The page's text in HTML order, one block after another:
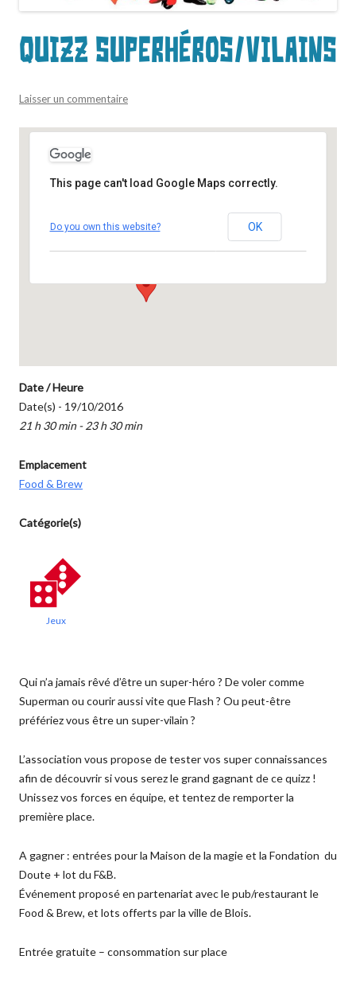
Quizz superhéros/vilains
Laisser un commentaire
7 rue du Poids du Roi - Blois
Événements
This page can't load Google Maps correctly.
Do you own this website? OK
Date / Heure
Date(s) - 19/10/2016
21 h 30 min - 23 h 30 min
Emplacement
Food & Brew
Catégorie(s)
Jeux
Qui n’a jamais rêvé d’être un super-héro ? De voler comme
Superman ou courir aussi vite que Flash ? Ou peut-être
préfériez vous être un super-vilain ?
L’association vous propose de tester vos super connaissances
afin de découvrir si vous serez le grand gagnant de ce quizz !
Unissez vos forces en équipe, et tentez de remporter la
première place.
A gagner : entrées pour la Maison de la magie et la Fondation du
Doute + lot du F&B.
Événement proposé en partenariat avec le pub/restaurant le
Food & Brew, et lots offerts par la ville de Blois.
Entrée gratuite – consommation sur place